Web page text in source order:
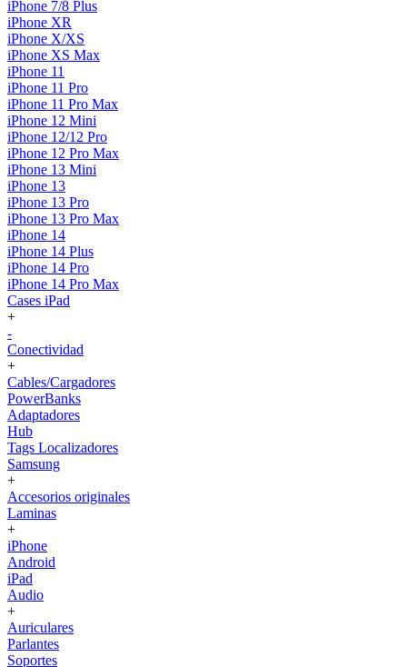
iPhone 7/8 Plus
iPhone XR
iPhone X/XS
iPhone XS Max
iPhone 11
iPhone 11 Pro
iPhone 11 Pro Max
iPhone 12 Mini
iPhone 12/12 Pro
iPhone 12 Pro Max
iPhone 13 Mini
iPhone 13
iPhone 13 Pro
iPhone 13 Pro Max
iPhone 14
iPhone 14 Plus
iPhone 14 Pro
iPhone 14 Pro Max
Cases iPad
+
-
Conectividad
+
Cables/Cargadores
PowerBanks
Adaptadores
Hub
Tags Localizadores
Samsung
+
Accesorios originales
Laminas
+
iPhone
Android
iPad
Audio
+
Auriculares
Parlantes
Soportes